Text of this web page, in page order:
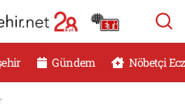
Gündem Nöbetçi
Eczaneler